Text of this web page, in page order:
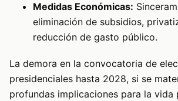
Medidas Económicas:
eliminación de subsidios,
reducción de gasto público.
La demora en la convocatoria de
presidenciales hasta 2028, si se
profundas implicaciones para la vida